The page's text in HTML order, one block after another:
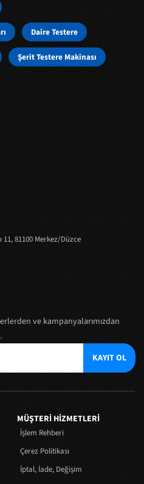
Daire Testere
Şerit Testere Makinası
81100 Merkez/Düzce
ve kampanyalarımızdan
KAYIT OL
MÜŞTERI HIZMETLERI
İşlem Rehberi
Çerez Politikası
İptal, İade, Değişim